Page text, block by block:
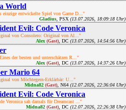
World
einzige entwickelte Spiel von Game D..."
Gladius , PSX (13.07.2026, 18:09:18 Uhr)
Evil: Code Veronica
von Consolero: Original von Al..."
Alex (Gast) , DC (13.07.2026, 14:54:56 Uhr)
der besten und unterschätzen R..."
Alex (Gast) , DC (13.07.2026, 14:37:26 Uhr)
Mario 64
von Möchtegern-Erklärbär: U..."
Midna82 (Gast) , N64 (12.07.2026, 22:36:04 Uhr)
Evil: Code Veronica
Veronica sah damals für Dreamcast ..."
Midna82 (Gast) , DC (12.07.2026, 22:26:38 Uhr)